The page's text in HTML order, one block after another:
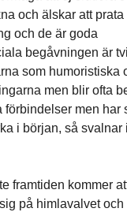
och älskar att prata
och de är goda
begåvningen är
som humoristiska
men blir ofta
men har
i början, så svalnar
framtiden kommer
på himlavalvet och